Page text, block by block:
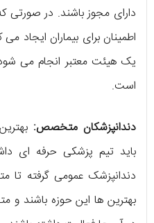
دارای مجوز باشند. در صورتی
اطمینان برای بیماران ایجاد
یک هیئت معتبر انجام می شود
است.
دندانپزشکان متخصص:
باید تیم پزشکی حرفه ای
دندانپزشک عمومی گرفته
بهترین ها این حوزه باشند و